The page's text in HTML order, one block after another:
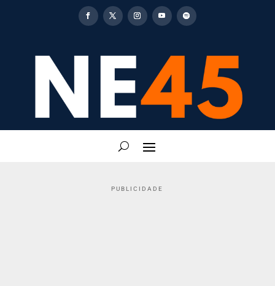
PUBLICIDADE